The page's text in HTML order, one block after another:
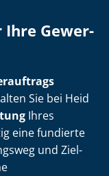
Ihre Ge­wer­
Sie bei Heid
Ihres
eine fundierte
und Ziel­